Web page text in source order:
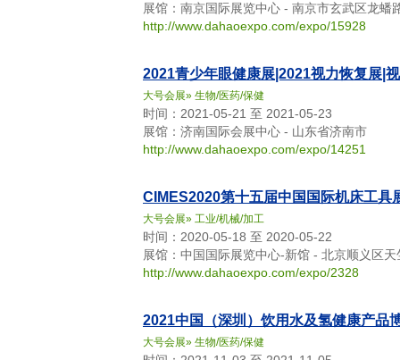
展馆：南京国际展览中心 - 南京市玄武区龙蟠
http://www.dahaoexpo.com/expo/15928
2021青少年眼健康展|2021视力恢复展|
大号会展» 生物/医药/保健
时间：2021-05-21 至 2021-05-23
展馆：济南国际会展中心 - 山东省济南市
http://www.dahaoexpo.com/expo/14251
CIMES2020第十五届中国国际机床工具
大号会展» 工业/机械/加工
时间：2020-05-18 至 2020-05-22
展馆：中国国际展览中心-新馆 - 北京顺义区
http://www.dahaoexpo.com/expo/2328
2021中国（深圳）饮用水及氢健康产品
大号会展» 生物/医药/保健